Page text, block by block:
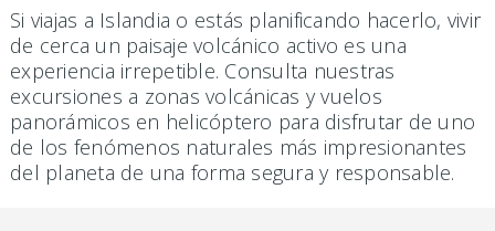
Si viajas a Islandia o estás planificando hacerlo, vivir
de cerca un paisaje volcánico activo es una
experiencia irrepetible. Consulta nuestras
excursiones a zonas volcánicas y vuelos
panorámicos en helicóptero para disfrutar de uno
de los fenómenos naturales más impresionantes
del planeta de una forma segura y responsable.